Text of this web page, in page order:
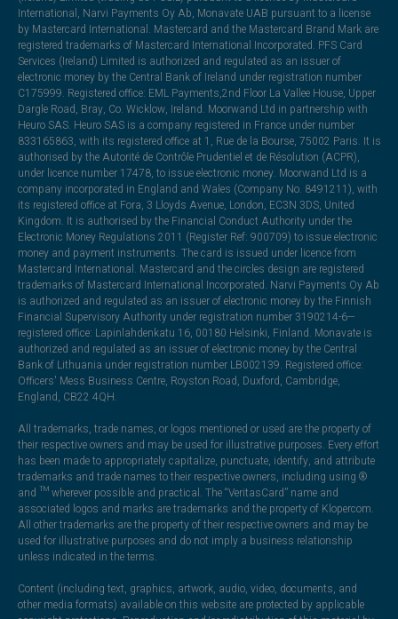
International, Narvi Payments Oy Ab, Monavate UAB pursuant to a license
by Mastercard International. Mastercard and the Mastercard Brand Mark are
registered trademarks of Mastercard International Incorporated. PFS Card
Services (Ireland) Limited is authorized and regulated as an issuer of
electronic money by the Central Bank of Ireland under registration number
C175999. Registered office: EML Payments,2nd Floor La Vallee House, Upper
Dargle Road, Bray, Co. Wicklow, Ireland. Moorwand Ltd in partnership with
Heuro SAS. Heuro SAS is a company registered in France under number
833165863, with its registered office at 1, Rue de la Bourse, 75002 Paris. It is
authorised by the Autorité de Contrôle Prudentiel et de Résolution (ACPR),
under licence number 17478, to issue electronic money. Moorwand Ltd is a
company incorporated in England and Wales (Company No. 8491211), with
its registered office at Fora, 3 Lloyds Avenue, London, EC3N 3DS, United
Kingdom. It is authorised by the Financial Conduct Authority under the
Electronic Money Regulations 2011 (Register Ref: 900709) to issue electronic
money and payment instruments. The card is issued under licence from
Mastercard International. Mastercard and the circles design are registered
trademarks of Mastercard International Incorporated. Narvi Payments Oy Ab
is authorized and regulated as an issuer of electronic money by the Finnish
Financial Supervisory Authority under registration number 3190214-6—
registered office: Lapinlahdenkatu 16, 00180 Helsinki, Finland. Monavate is
authorized and regulated as an issuer of electronic money by the Central
Bank of Lithuania under registration number LB002139. Registered office:
Officers' Mess Business Centre, Royston Road, Duxford, Cambridge,
England, CB22 4QH.
All trademarks, trade names, or logos mentioned or used are the property of
their respective owners and may be used for illustrative purposes. Every effort
has been made to appropriately capitalize, punctuate, identify, and attribute
trademarks and trade names to their respective owners, including using ®
and ™ wherever possible and practical. The “VeritasCard” name and
associated logos and marks are trademarks and the property of Klopercom.
All other trademarks are the property of their respective owners and may be
used for illustrative purposes and do not imply a business relationship
unless indicated in the terms.
Content (including text, graphics, artwork, audio, video, documents, and
other media formats) available on this website are protected by applicable